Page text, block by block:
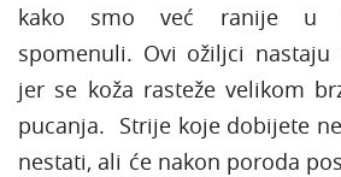
kako smo već ranije u
spomenuli. Ovi ožiljci nastaju
jer se koža rasteže velikom
pucanja. Strije koje dobijete
nestati, ali će nakon poroda